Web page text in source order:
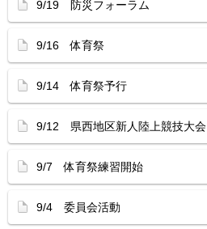
9/19 防災フォーラム
9/16 体育祭
9/14 体育祭予行
9/12 県西地区新人陸上競技大会
9/7 体育祭練習開始
9/4 委員会活動